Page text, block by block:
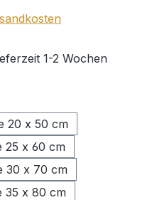
1-2 Wochen
20 x 50 cm
25 x 60 cm
30 x 70 cm
35 x 80 cm